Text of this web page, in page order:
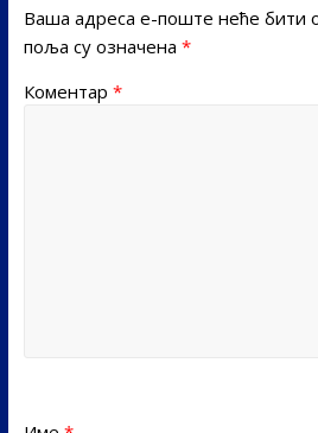
Ваша адреса е-поште неће бити
поља су означена *
Коментар *